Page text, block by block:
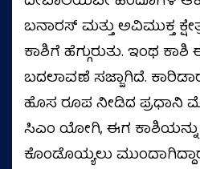
ಬನಾರಸ್‌ ಮತ್ತು ಅವಿಮುಕ್ತ
ಕಾಶಿಗೆ ಹೆಗ್ಗುರುತು. ಇಂಥ
ಬದಲಾವಣೆ ಸಜ್ಜಾಗಿದೆ.
ಹೊಸ ರೂಪ ನೀಡಿದ ಪ್ರಧಾನಿ
ಸಿಎಂ ಯೋಗಿ, ಈಗ ಕಾಶಿಯನ್ನು
ಕೊಂಡೊಯ್ಯಲು